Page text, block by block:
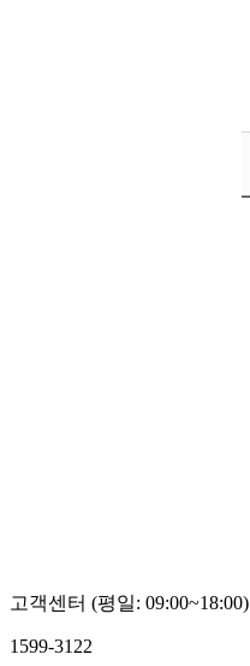
고객센터 (평일: 09:00~18:00)
1599-3122